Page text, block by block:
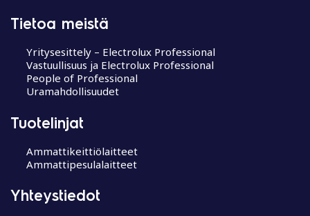
Tietoa meistä
Yritysesittely – Electrolux Professional
Vastuullisuus ja Electrolux Professional
People of Professional
Uramahdollisuudet
Tuotelinjat
Ammattikeittiölaitteet
Ammattipesulalaitteet
Yhteystiedot